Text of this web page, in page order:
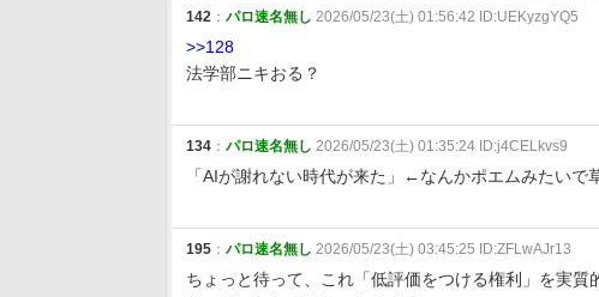
142 ： パロ速名無し 2026/05/23(土) 01:56:42 ID:UEKyzgYQ5
>>128
法学部ニキおる？
134 ： パロ速名無し 2026/05/23(土) 01:35:24 ID:j4CELkvs9
「AIが謝れない時代が来た」←なんかポエムみたいで
195 ： パロ速名無し 2026/05/23(土) 03:45:25 ID:ZFLwAJr13
ちょっと待って、これ「低評価をつける権利」を実質